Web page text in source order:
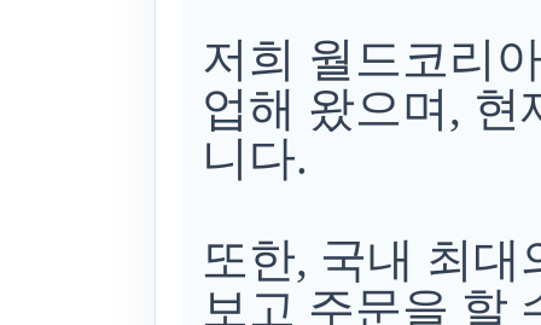
저희 월드코리
업해 왔으며,
니다.
또한, 국내 최
보고 주문을 할